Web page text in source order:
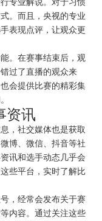
专业解说。对于习惯
。而且，央视的专业
表现点评，让观众更
。在赛事结束后，观
过了直播的观众来
会提供比赛的精彩集
资讯
，社交媒体也是获取
博、微信、抖音等社
讯和选手动态几乎会
些平台，实时了解比
，经常会发布关于赛
内容。通过关注这些